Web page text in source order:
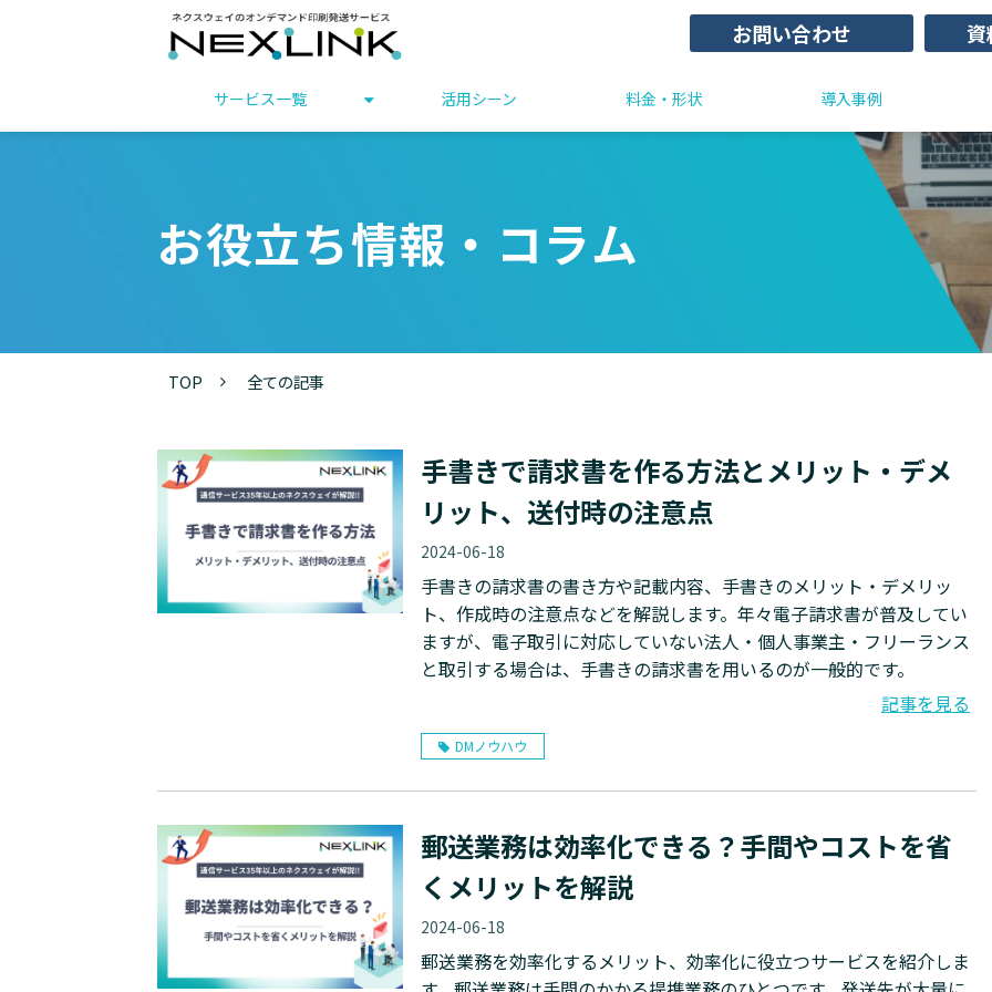
お問い合わせ 資
サービス一覧 活用シーン 料金・形状 導入事例
お役立ち情報・コラム
TOP 全ての記事
手書きで請求書を作る方法とメリット・デメ
リット、送付時の注意点
2024-06-18
手書きの請求書の書き方や記載内容、手書きのメリット・デメリッ
ト、作成時の注意点などを解説します。年々電子請求書が普及してい
ますが、電子取引に対応していない法人・個人事業主・フリーランス
と取引する場合は、手書きの請求書を用いるのが一般的です。
記事を見る
DMノウハウ
郵送業務は効率化できる？手間やコストを省
くメリットを解説
2024-06-18
郵送業務を効率化するメリット、効率化に役立つサービスを紹介しま